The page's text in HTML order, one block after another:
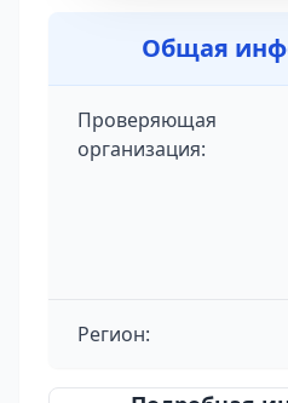
Общая
Проверяющая
организация:
Регион: